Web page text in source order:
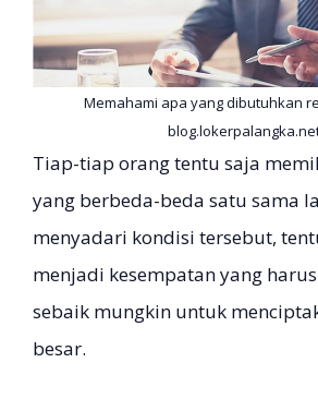
Memahami apa yang dibutuhkan
Tiap-tiap orang tentu saja
yang berbeda-beda satu sama
menyadari kondisi tersebut,
menjadi kesempatan yang
sebaik mungkin untuk
besar.